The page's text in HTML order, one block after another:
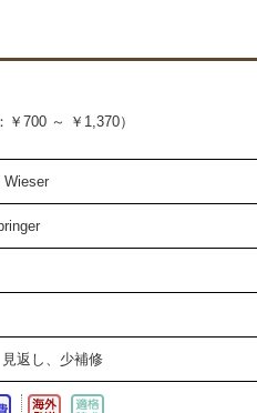
￥700 ～ ￥1,370）
Wieser
返し、少補修